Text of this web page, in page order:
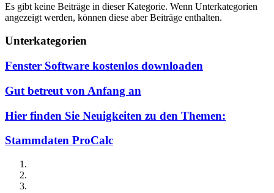
Es gibt keine Beiträge in dieser Kategorie. Wenn Unterkategorien
angezeigt werden, können diese aber Beiträge enthalten.
Unterkategorien
Fenster Software kostenlos downloaden
Gut betreut von Anfang an
Hier finden Sie Neuigkeiten zu den Themen:
Stammdaten ProCalc